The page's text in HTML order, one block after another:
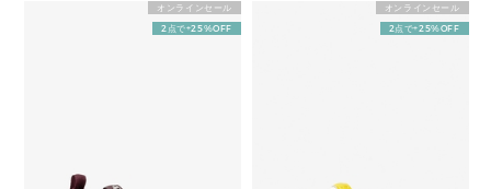
オンラインセール
2点で+25%OFF
オンラインセール
2点で+25%OFF